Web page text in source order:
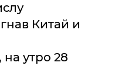
Китай и
, на утро 28